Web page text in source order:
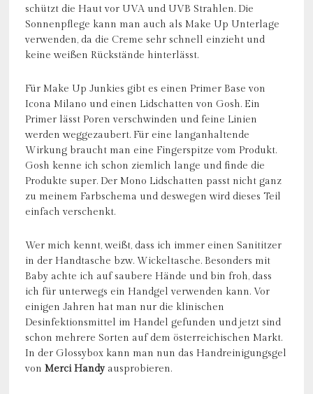
schützt die Haut vor UVA und UVB Strahlen. Die
Sonnenpflege kann man auch als Make Up Unterlage
verwenden, da die Creme sehr schnell einzieht und
keine weißen Rückstände hinterlässt.
Für Make Up Junkies gibt es einen Primer Base von
Icona Milano und einen Lidschatten von Gosh. Ein
Primer lässt Poren verschwinden und feine Linien
werden weggezaubert. Für eine langanhaltende
Wirkung braucht man eine Fingerspitze vom Produkt.
Gosh kenne ich schon ziemlich lange und finde die
Produkte super. Der Mono Lidschatten passt nicht ganz
zu meinem Farbschema und deswegen wird dieses Teil
einfach verschenkt.
Wer mich kennt, weißt, dass ich immer einen Sanititzer
in der Handtasche bzw. Wickeltasche. Besonders mit
Baby achte ich auf saubere Hände und bin froh, dass
ich für unterwegs ein Handgel verwenden kann. Vor
einigen Jahren hat man nur die klinischen
Desinfektionsmittel im Handel gefunden und jetzt sind
schon mehrere Sorten auf dem österreichischen Markt.
In der Glossybox kann man nun das Handreinigungsgel
von Merci Handyausprobieren.